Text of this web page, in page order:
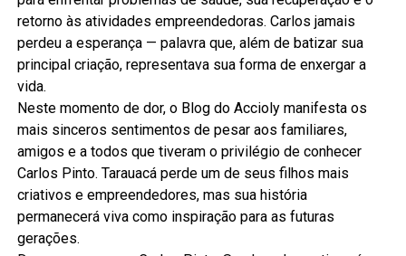
retorno às atividades empreendedoras. Carlos jamais
perdeu a esperança — palavra que, além de batizar sua
principal criação, representava sua forma de enxergar a
vida.
Neste momento de dor, o Blog do Accioly manifesta os
mais sinceros sentimentos de pesar aos familiares,
amigos e a todos que tiveram o privilégio de conhecer
Carlos Pinto. Tarauacá perde um de seus filhos mais
criativos e empreendedores, mas sua história
permanecerá viva como inspiração para as futuras
gerações.